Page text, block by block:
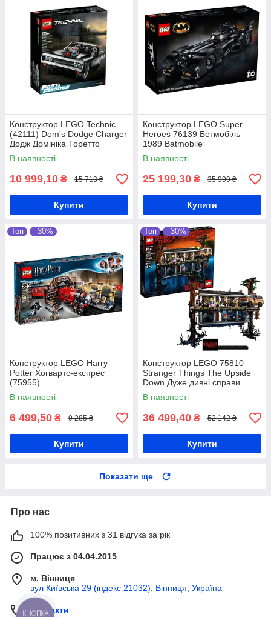
Конструктор LEGO Technic
(42111) Dom's Dodge Charger
Додж Домініка Торетто
В наявності
10 999,10 ₴ 15 713 ₴
Купити
Конструктор LEGO Super
Heroes 76139 Бетмобіль
1989 Batmobile
В наявності
25 199,30 ₴ 35 999 ₴
Купити
Топ –30%
Конструктор LEGO Harry
Potter Хогвартс-експрес
(75955)
В наявності
6 499,50 ₴ 9 285 ₴
Купити
Топ –30%
Конструктор LEGO 75810
Stranger Things The Upside
Down Дуже дивні справи
Догори дригом
В наявності
36 499,40 ₴ 52 142 ₴
Купити
Показати ще
Про нас
100% позитивних з 31 відгука за рік
Працює з 04.04.2015
м. Вінниця
вул Київська 29 (індекс 21032), Вінниця, Україна
Контакти
КНОПКА